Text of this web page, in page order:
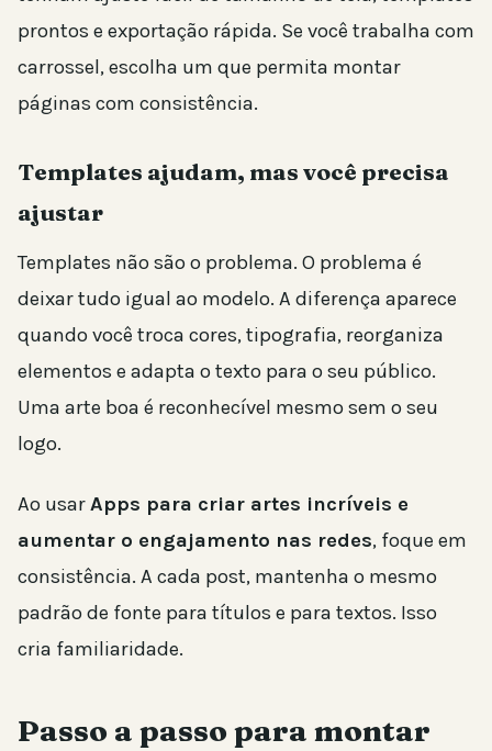
prontos e exportação rápida. Se você trabalha com
carrossel, escolha um que permita montar
páginas com consistência.
Templates ajudam, mas você precisa
ajustar
Templates não são o problema. O problema é
deixar tudo igual ao modelo. A diferença aparece
quando você troca cores, tipografia, reorganiza
elementos e adapta o texto para o seu público.
Uma arte boa é reconhecível mesmo sem o seu
logo.
Ao usarApps para criar artes incríveis e
aumentar o engajamento nas redes, foque em
consistência. A cada post, mantenha o mesmo
padrão de fonte para títulos e para textos. Isso
cria familiaridade.
Passo a passo para montar